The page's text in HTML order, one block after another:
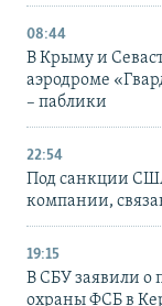
08:44
В Крыму и
аэродроме
– паблики
22:54
Под санкции
компании,
19:15
В СБУ заявили о
охраны ФСБ в